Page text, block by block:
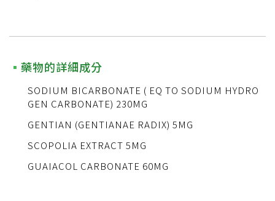
藥物的詳細成分
SODIUM BICARBONATE ( EQ TO SODIUM HYDRO
GEN CARBONATE) 230MG
GENTIAN (GENTIANAE RADIX) 5MG
SCOPOLIA EXTRACT 5MG
GUAIACOL CARBONATE 60MG